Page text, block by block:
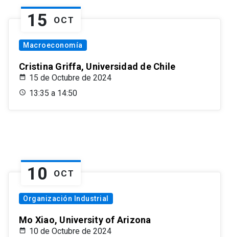
15 OCT
Macroeconomía
Cristina Griffa, Universidad de Chile
15 de Octubre de 2024
13:35 a 14:50
10 OCT
Organización Industrial
Mo Xiao, University of Arizona
10 de Octubre de 2024